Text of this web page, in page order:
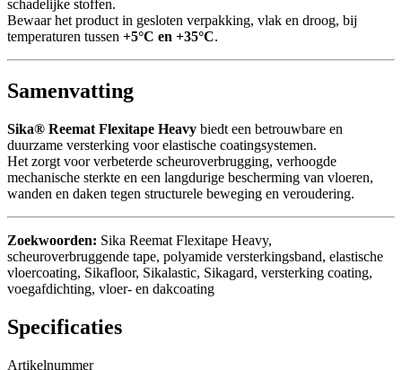
schadelijke stoffen.
Bewaar het product in gesloten verpakking, vlak en droog, bij
temperaturen tussen +5°C en +35°C.
Samenvatting
Sika® Reemat Flexitape Heavy biedt een betrouwbare en
duurzame versterking voor elastische coatingsystemen.
Het zorgt voor verbeterde scheuroverbrugging, verhoogde
mechanische sterkte en een langdurige bescherming van vloeren,
wanden en daken tegen structurele beweging en veroudering.
Zoekwoorden: Sika Reemat Flexitape Heavy,
scheuroverbruggende tape, polyamide versterkingsband, elastische
vloercoating, Sikafloor, Sikalastic, Sikagard, versterking coating,
voegafdichting, vloer- en dakcoating
Specificaties
Artikelnummer